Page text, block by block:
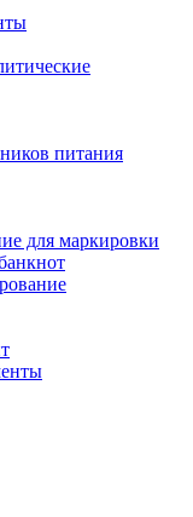
питания
для маркировки